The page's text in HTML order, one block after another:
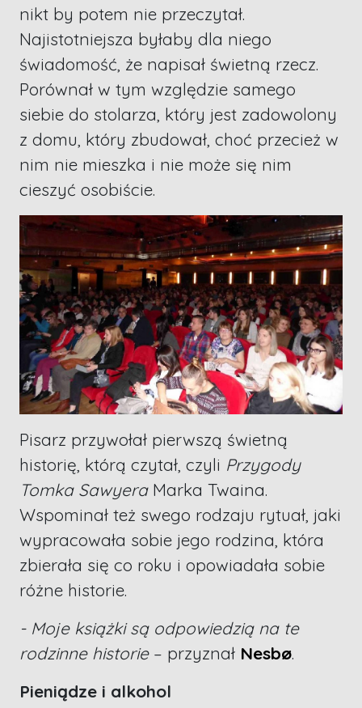
nikt by potem nie przeczytał.
Najistotniejsza byłaby dla niego
świadomość, że napisał świetną rzecz.
Porównał w tym względzie samego
siebie do stolarza, który jest zadowolony
z domu, który zbudował, choć przecież w
nim nie mieszka i nie może się nim
cieszyć osobiście.
Pisarz przywołał pierwszą świetną
historię, którą czytał, czyli Przygody
Tomka SawyeraMarka Twaina.
Wspominał też swego rodzaju rytuał, jaki
wypracowała sobie jego rodzina, która
zbierała się co roku i opowiadała sobie
różne historie.
- Moje książki są odpowiedzią na te
rodzinne historie– przyznał Nesbø.
Pieniądze i alkohol